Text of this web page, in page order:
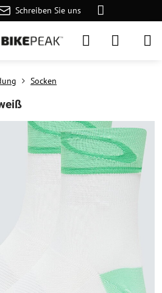
Schreiben Sie uns
Socken